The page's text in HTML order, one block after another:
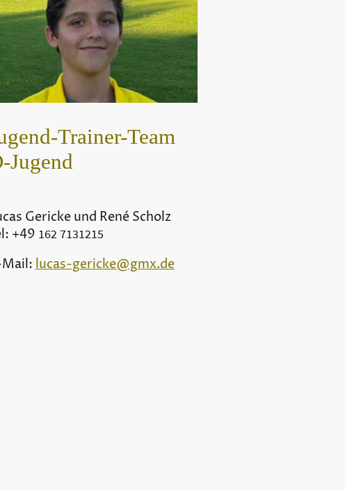
Trainer-Team
Jugend
Gericke und René Scholz
+49 162 7131215
Mail:lucas-gericke@gmx.de